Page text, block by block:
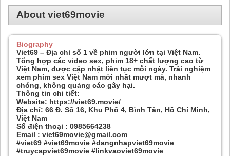
About viet69movie
Biography
Viet69 – Địa chỉ số 1 về phim người lớn tại Việt Nam.
Tổng hợp các video sex, phim 18+ chất lượng cao từ
Việt Nam, được cập nhật liên tục mỗi ngày. Trải nghiệm
xem phim sex Việt Nam mới nhất mượt mà, nhanh
chóng, không quảng cáo gây hại.
Thông tin chi tiết:
Website: https://viet69.movie/
Địa chỉ: 66 Đ. Số 16, Khu Phố 4, Bình Tân, Hồ Chí Minh,
Việt Nam
Số điện thoại : 0985664238
Email : viet69movie@gmail.com
#viet69 #viet69movie #dangnhapviet69movie
#truycapviet69movie #linkvaoviet69movie